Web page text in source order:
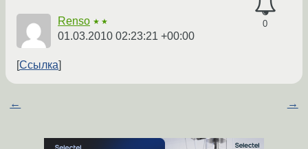
0
Renso ★★
01.03.2010 02:23:21 +00:00
Ссылка
← →